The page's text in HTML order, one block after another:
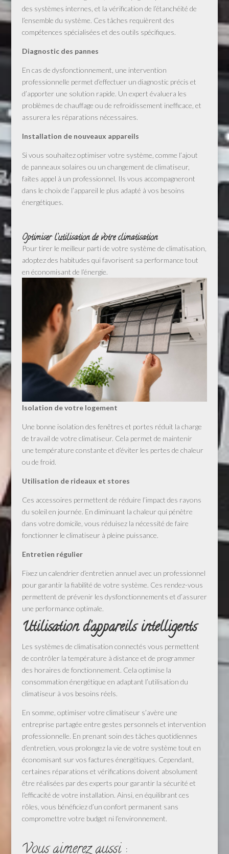
des systèmes internes, et la vérification de l’étanchéité de
l’ensemble du système. Ces tâches requièrent des
compétences spécialisées et des outils spécifiques.
Diagnostic des pannes
En cas de dysfonctionnement, une intervention
professionnelle permet d’effectuer un diagnostic précis et
d’apporter une solution rapide. Un expert évaluera les
problèmes de chauffage ou de refroidissement inefficace, et
assurera les réparations nécessaires.
Installation de nouveaux appareils
Si vous souhaitez optimiser votre système, comme l’ajout
de panneaux solaires ou un changement de climatiseur,
faites appel à un professionnel. Ils vous accompagneront
dans le choix de l’appareil le plus adapté à vos besoins
énergétiques.
Optimiser l’utilisation de votre climatisation
Pour tirer le meilleur parti de votre système de climatisation,
adoptez des habitudes qui favorisent sa performance tout
en économisant de l’énergie.
Isolation de votre logement
Une bonne isolation des fenêtres et portes réduit la charge
de travail de votre climatiseur. Cela permet de maintenir
une température constante et d’éviter les pertes de chaleur
ou de froid.
Utilisation de rideaux et stores
Ces accessoires permettent de réduire l’impact des rayons
du soleil en journée. En diminuant la chaleur qui pénètre
dans votre domicile, vous réduisez la nécessité de faire
fonctionner le climatiseur à pleine puissance.
Entretien régulier
Fixez un calendrier d’entretien annuel avec un professionnel
pour garantir la fiabilité de votre système. Ces rendez-vous
permettent de prévenir les dysfonctionnements et d’assurer
une performance optimale.
Utilisation d’appareils intelligents
Les systèmes de climatisation connectés vous permettent
de contrôler la température à distance et de programmer
des horaires de fonctionnement. Cela optimise la
consommation énergétique en adaptant l’utilisation du
climatiseur à vos besoins réels.
En somme, optimiser votre climatiseur s’avère une
entreprise partagée entre gestes personnels et intervention
professionnelle. En prenant soin des tâches quotidiennes
d’entretien, vous prolongez la vie de votre système tout en
économisant sur vos factures énergétiques. Cependant,
certaines réparations et vérifications doivent absolument
être réalisées par des experts pour garantir la sécurité et
l’efficacité de votre installation. Ainsi, en équilibrant ces
rôles, vous bénéficiez d’un confort permanent sans
compromettre votre budget ni l’environnement.
Vous aimerez aussi :